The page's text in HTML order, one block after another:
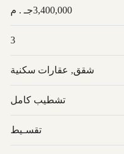
3,400,000جـ . م
3
شقق, عقارات سكنية
تشطيب كامل
تقسـيط